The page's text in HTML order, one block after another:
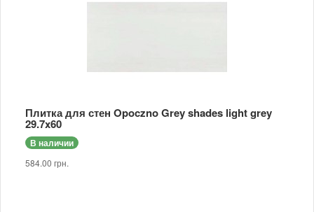
Плитка для стен Opoczno Grey shades light grey
29.7x60
В наличии
584.00 грн.